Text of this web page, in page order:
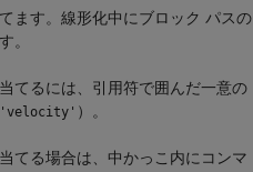
ます。線形化中にブロック パスの
。
てるには、引用符で囲んだ一意の
'velocity' ）。
てる場合は、中かっこ内にコンマ